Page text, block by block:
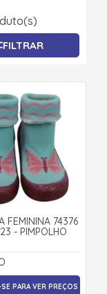
FILTRAR
FEMININA 74376
- PIMPOLHO
PARA VER PREÇOS